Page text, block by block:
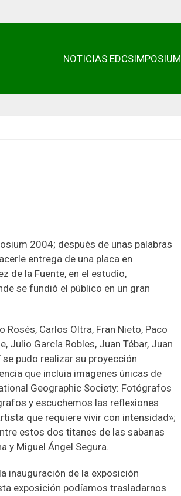
NOTICIAS EDCSIMPOSIUM
2004; después de unas palabras
entrega de una placa en
de la Fuente, en el estudio,
se fundió el público en un gran
Carlos Oltra, Fran Nieto, Paco
Julio García Robles, Juan Tébar, Juan
pudo realizar su proyección
que incluia imagenes únicas de
Geographic Society: Fotógrafos
y escuchemos las reflexiones
que requiere vivir con intensidad»;
estos dos titanes de las sabanas
y Miguel Ángel Segura.
inauguración de la exposición
exposición podíamos trasladarnos